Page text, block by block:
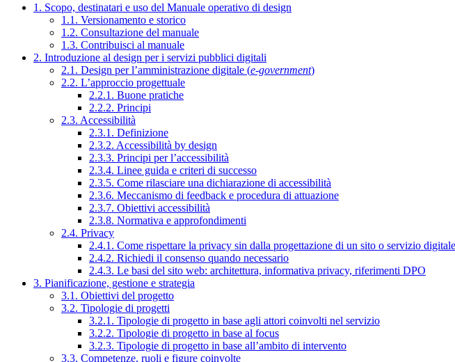
1. Scopo, destinatari e uso del Manuale operativo di design
1.1. Versionamento e storico
1.2. Consultazione del manuale
1.3. Contribuisci al manuale
2. Introduzione al design per i servizi pubblici digitali
2.1. Design per l’amministrazione digitale (e-government)
2.2. L’approccio progettuale
2.2.1. Buone pratiche
2.2.2. Principi
2.3. Accessibilità
2.3.1. Definizione
2.3.2. Accessibilità by design
2.3.3. Principi per l’accessibilità
2.3.4. Linee guida e criteri di successo
2.3.5. Come rilasciare una dichiarazione di accessibilità
2.3.6. Meccanismo di feedback e procedura di attuazione
2.3.7. Obiettivi accessibilità
2.3.8. Normativa e approfondimenti
2.4. Privacy
2.4.1. Come rispettare la privacy sin dalla progettazione di un sito o servizio digitale
2.4.2. Richiedi il consenso quando necessario
2.4.3. Le basi del sito web: architettura, informativa privacy, riferimenti DPO
3. Pianificazione, gestione e strategia
3.1. Obiettivi del progetto
3.2. Tipologie di progetti
3.2.1. Tipologie di progetto in base agli attori coinvolti nel servizio
3.2.2. Tipologie di progetto in base al focus
3.2.3. Tipologie di progetto in base all’ambito di intervento
3.3. Competenze, ruoli e figure coinvolte